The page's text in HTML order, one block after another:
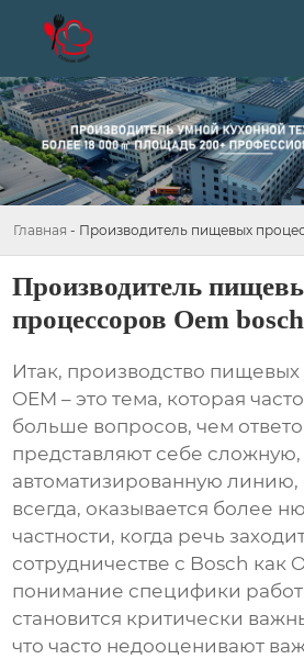
Главная - Производитель пищевых
Производитель
процессоров Oem
Итак, производство
OEM – это тема, которая
больше вопросов, чем
представляют себе сложную,
автоматизированную линию,
всегда, оказывается более
частности, когда речь
сотрудничестве с Bosch как
понимание специфики
становится критически
что часто недооценивают